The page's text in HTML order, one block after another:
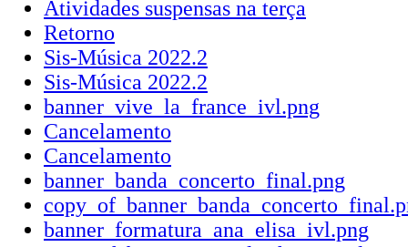
Atividades suspensas na terça
Retorno
Sis-Música 2022.2
Sis-Música 2022.2
banner_vive_la_france_ivl.png
Cancelamento
Cancelamento
banner_banda_concerto_final.png
banner_formatura_ana_elisa_ivl.png